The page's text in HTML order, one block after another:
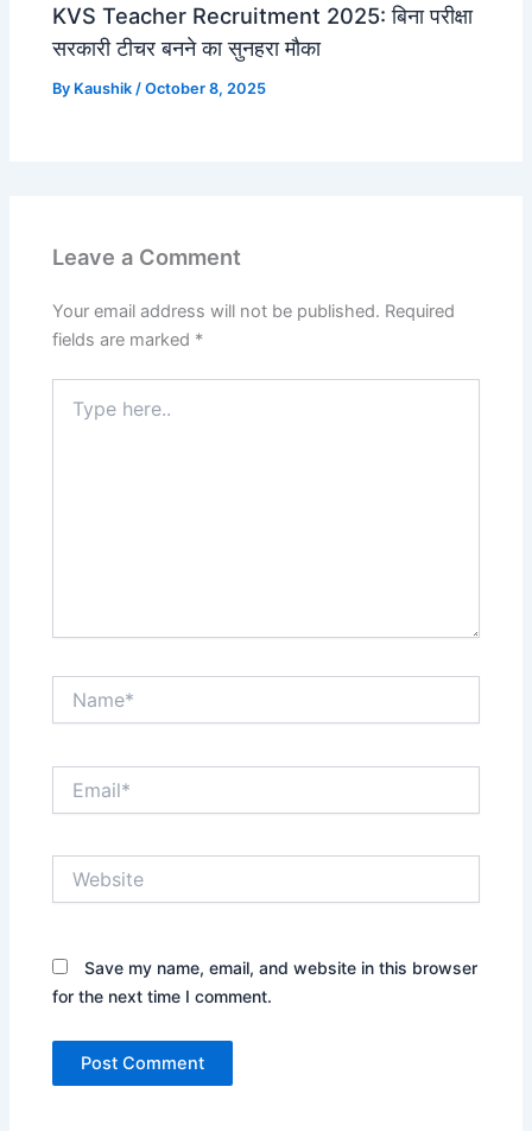
KVS Teacher Recruitment 2025: बिना परीक्षा
सरकारी टीचर बनने का सुनहरा मौका
By Kaushik /October 8, 2025
Leave a Comment
Your email address will not be published. Required
fields are marked *
here..
Save my name, email, and website in this browser
for the next time I comment.